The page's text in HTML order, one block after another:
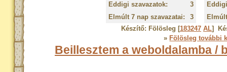
Eddigi szavazatok: 3
Elmúlt 7 nap szavazatai:
3
Készítő: Fölösleg [183247 AL]
» Fölösleg további
Beillesztem a weboldalamba /